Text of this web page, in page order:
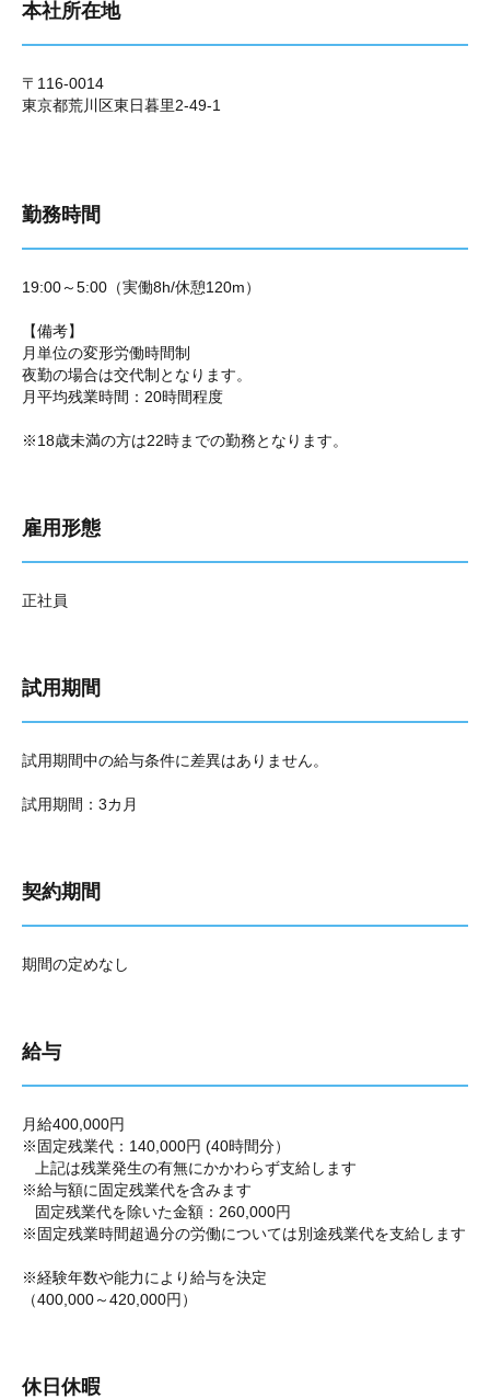
本社所在地
〒116-0014
東京都荒川区東日暮里2-49-1
勤務時間
19:00～5:00（実働8h/休憩120m）
【備考】
月単位の変形労働時間制
夜勤の場合は交代制となります。
月平均残業時間：20時間程度
※18歳未満の方は22時までの勤務となります。
雇用形態
正社員
試用期間
試用期間中の給与条件に差異はありません。
試用期間：3カ月
契約期間
期間の定めなし
給与
月給400,000円
※固定残業代：140,000円 (40時間分）
上記は残業発生の有無にかかわらず支給します
※給与額に固定残業代を含みます
固定残業代を除いた金額：260,000円
※固定残業時間超過分の労働については別途残業代を支給します
※経験年数や能力により給与を決定
（400,000～420,000円）
休日休暇